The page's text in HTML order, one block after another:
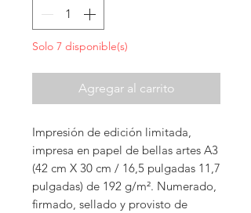
Solo 7 disponible(s)
Agregar al carrito
Impresión de edición limitada,
impresa en papel de bellas artes A3
(42 cm X 30 cm / 16,5 pulgadas 11,7
pulgadas) de 192 g/m². Numerado,
firmado, sellado y provisto de